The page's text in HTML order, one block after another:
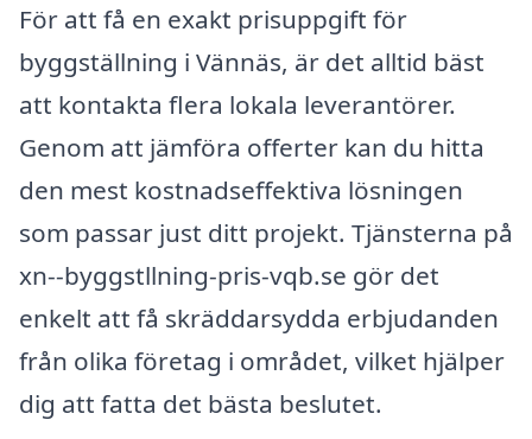
För att få en exakt prisuppgift för
byggställning i Vännäs, är det alltid bäst
att kontakta flera lokala leverantörer.
Genom att jämföra offerter kan du hitta
den mest kostnadseffektiva lösningen
som passar just ditt projekt. Tjänsterna på
xn--byggstllning-pris-vqb.se gör det
enkelt att få skräddarsydda erbjudanden
från olika företag i området, vilket hjälper
dig att fatta det bästa beslutet.